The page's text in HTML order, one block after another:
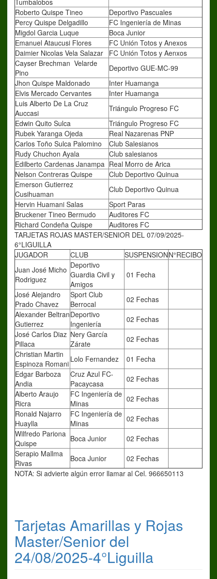
Tumbalobos
Roberto Quispe Tineo
Deportivo Pascuales
Percy Quispe Delgadillo
FC Ingeniería de Minas
Migdol Garcia Luque
Boca Junior
Emanuel Ataucusi Flores
FC Unión Totos y Anexos
Daimier Nicolas Vela Salazar
FC Unión Totos y Aenxos
Cayser Brechman Velarde
Pino
Deportivo GUE-MC-99
Jhon Quispe Maldonado
Inter Huamanga
Elvis Mercado Cervantes
Inter Huamanga
Luis Alberto De La Cruz
Auccasi
Triángulo Progreso FC
Edwin Quito Sulca
Triángulo Progreso FC
Rubek Yaranga Ojeda
Real Nazarenas PNP
Carlos Toño Sulca Palomino
Club Salesianos
Rudy Chuchon Ayala
Club salesianos
Edilberto Cardenas Janampa Real Morro de Arica
Nelson Contreras Quispe
Club Deportivo Quinua
Emerson Gutierrez
Cusihuaman
Club Deportivo Quinua
Hervin Huamani Salas
Sport Paras
Bruckener Tineo Bermudo
Auditores FC
Richard Condeña Quispe
Auditores FC
TARJETAS ROJAS MASTER/SENIOR DEL 07/09/2025-
6°LIGUILLA
JUGADOR
CLUB SUSPENSIONN°RECIBO
Juan José Micho
Rodriguez
Deportivo
Guardia Civil y
Amigos
01 Fecha
José Alejandro
Prado Chavez
Sport Club
Berrocal
02 Fechas
Alexander Beltran
Gutierrez
Deportivo
Ingeniería
02 Fechas
José Carlos Diaz
Pillaca
Nery García
Zárate
02 Fechas
Christian Martin
Espinoza Romani Lolo Fernandez
01 Fecha
Edgar Barboza
Andia
Cruz Azul FC-
Pacaycasa
02 Fechas
Alberto Araujo
Ricra
FC Ingeniería de
Minas
02 Fechas
Ronald Najarro
Huaylla
FC Ingeniería de
Minas
02 Fechas
Wilfredo Pariona
Quispe
Boca Junior
02 Fechas
Serapio Mallma
Rivas
Boca Junior
02 Fechas
NOTA: Si advierte algún error llamar al Cel. 966650113
Tarjetas Amarillas y Rojas
Master/Senior del
24/08/2025-4°Liguilla